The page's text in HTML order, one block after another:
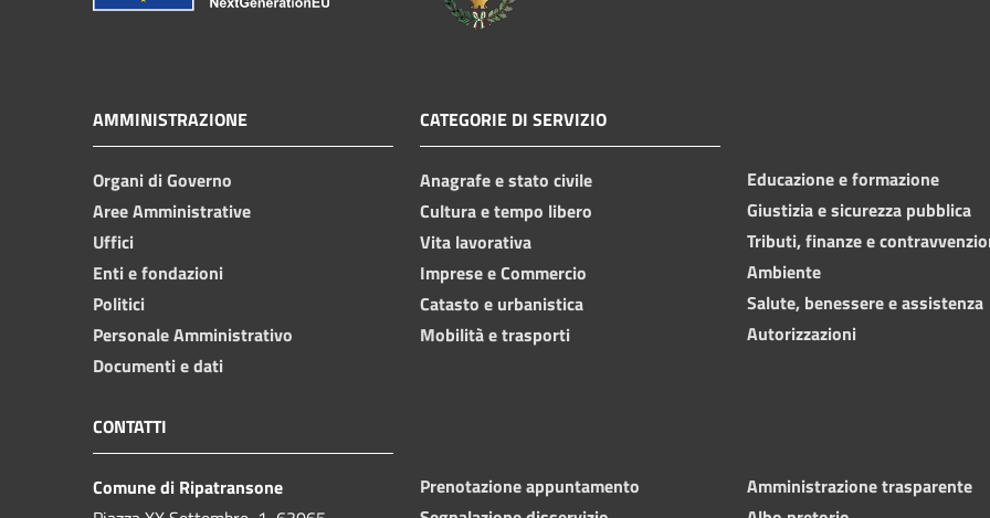
AMMINISTRAZIONE
Organi di Governo
Aree Amministrative
Uffici
Enti e fondazioni
Politici
Personale Amministrativo
Documenti e dati
CATEGORIE DI SERVIZIO
Anagrafe e stato civile
Cultura e tempo libero
Vita lavorativa
Imprese e Commercio
Catasto e urbanistica
Mobilità e trasporti
Educazione e formazione
Giustizia e sicurezza pubblica
Tributi, finanze e
Ambiente
Salute, benessere e assistenza
Autorizzazioni
CONTATTI
Comune di Ripatransone
Prenotazione appuntamento
Amministrazione trasparente